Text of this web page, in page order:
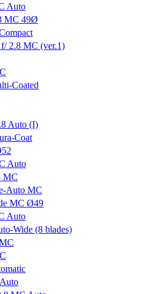
Auto
MC 49Ø
2.8 MC (ver.1)
Coated
Auto (I)
Coat
Auto
MC
Auto MC
MC Ø49
Auto
Wide (8 blades)